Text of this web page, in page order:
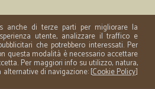
anche di terze parti per migliorare la
utente, analizzare il traffico e
che potrebbero interessati. Per
questa modalità è necessario accettare
Per maggiori info su utilizzo, natura,
di navigazione: [Cookie Policy]